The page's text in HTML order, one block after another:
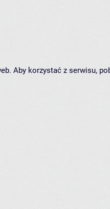
Aby korzystać z serwisu,